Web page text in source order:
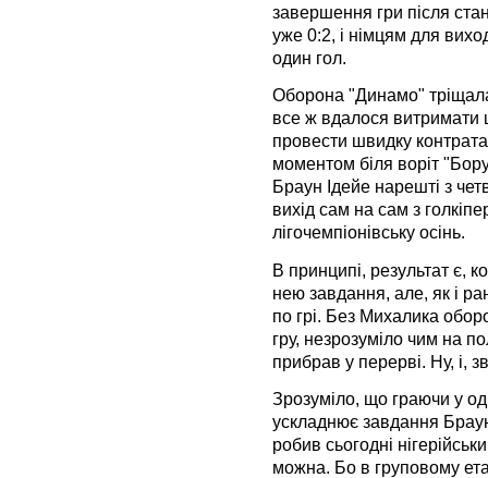
завершення гри після
уже 0:2, і німцям для
один гол.
Оборона "Динамо"
все ж вдалося
провести швидку
моментом біля воріт
Браун Ідейе нарешті з
вихід сам на сам з
лігочемпіонівську осінь.
В принципі, результат є,
нею завдання, але, як і
по грі. Без Михалика
гру, незрозуміло чим на
прибрав у перерві. Ну, і,
Зрозуміло, що граючи у
ускладнює завдання
робив сьогодні
можна. Бо в груповому